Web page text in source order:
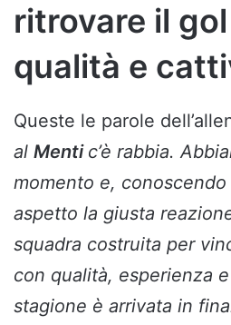
ritrovare il
qualità e
Queste le parole
al Menti c’è rabbia.
momento e,
aspetto la giusta
squadra costruita per
con qualità, esperienza
stagione è arrivata in